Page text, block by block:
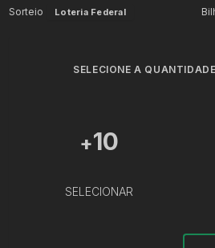
Sorteio Loteria Federal
SELECIONE A
+10
SELECIONAR